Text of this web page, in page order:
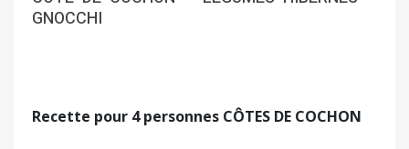
GNOCCHI
Recette pour 4 personnes CÔTES DE COCHON